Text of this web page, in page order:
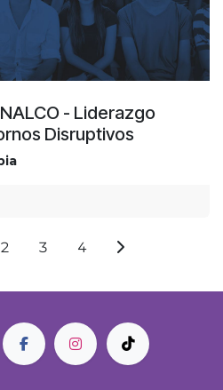
- Liderazgo
Disruptivos
2 3 4 Siguiente